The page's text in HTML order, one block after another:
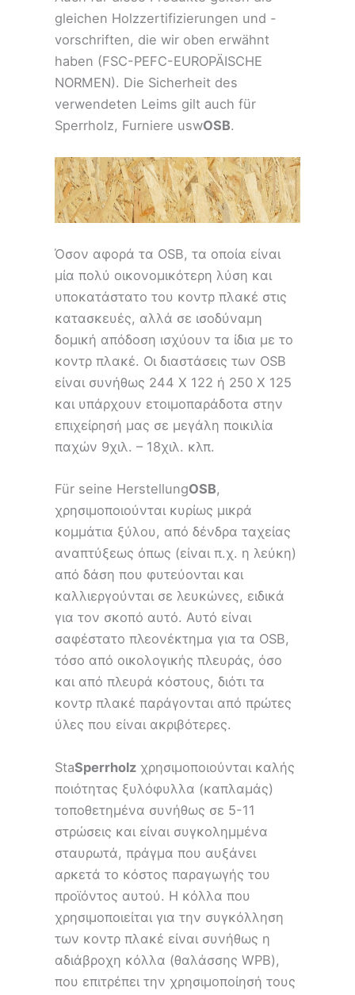
gleichen Holzzertifizierungen und -
vorschriften, die wir oben erwähnt
haben (FSC-PEFC-EUROPÄISCHE
NORMEN). Die Sicherheit des
verwendeten Leims gilt auch für
Sperrholz, Furniere uswOSB.
Όσον αφορά τα OSB, τα οποία είναι
μία πολύ οικονομικότερη λύση και
υποκατάστατο του κοντρ πλακέ στις
κατασκευές, αλλά σε ισοδύναμη
δομική απόδοση ισχύουν τα ίδια με το
κοντρ πλακέ. Οι διαστάσεις των OSB
είναι συνήθως 244 Χ 122 ή 250 Χ 125
και υπάρχουν ετοιμοπαράδοτα στην
επιχείρησή μας σε μεγάλη ποικιλία
παχών 9χιλ. – 18χιλ. κλπ.
Für seine HerstellungOSB,
χρησιμοποιούνται κυρίως μικρά
κομμάτια ξύλου, από δένδρα ταχείας
αναπτύξεως όπως (είναι π.χ. η λεύκη)
από δάση που φυτεύονται και
καλλιεργούνται σε λευκώνες, ειδικά
για τον σκοπό αυτό. Αυτό είναι
σαφέστατο πλεονέκτημα για τα OSB,
τόσο από οικολογικής πλευράς, όσο
και από πλευρά κόστους, διότι τα
κοντρ πλακέ παράγονται από πρώτες
ύλες που είναι ακριβότερες.
StaSperrholz χρησιμοποιούνται καλής
ποιότητας ξυλόφυλλα (καπλαμάς)
τοποθετημένα συνήθως σε 5-11
στρώσεις και είναι συγκολημμένα
σταυρωτά, πράγμα που αυξάνει
αρκετά το κόστος παραγωγής του
προϊόντος αυτού. Η κόλλα που
χρησιμοποιείται για την συγκόλληση
των κοντρ πλακέ είναι συνήθως η
αδιάβροχη κόλλα (θαλάσσης WPB),
που επιτρέπει την χρησιμοποίησή τους